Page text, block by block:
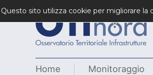
Home
Monitoraggio
Questo sito utilizza cookie per migliorare